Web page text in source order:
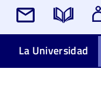
La Universidad